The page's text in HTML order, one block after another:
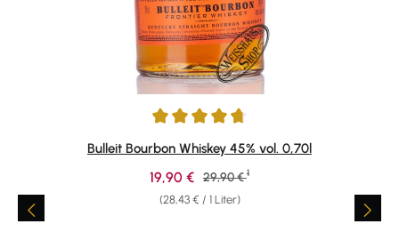
Durchschnittliche Bewertung von 4.69 von 5 Sternen
Bulleit Bourbon Whiskey 45% vol. 0,70l
(28,43 € / 1 Liter)
Verkaufspreis:
19,90 € Regulärer Preis:
29,90 € 1